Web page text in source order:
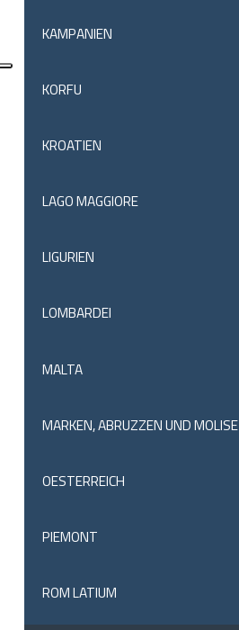
KAMPANIEN
KORFU
KROATIEN
LAGO MAGGIORE
LIGURIEN
LOMBARDEI
MALTA
MARKEN, ABRUZZEN UND MOLISE
OESTERREICH
PIEMONT
ROM LATIUM